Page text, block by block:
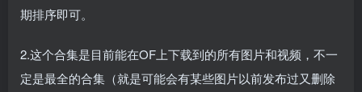
期排序即可。
2.这个合集是目前能在OF上下载到的所有图片和视频，不一
定是最全的合集（就是可能会有某些图片以前发布过又删除